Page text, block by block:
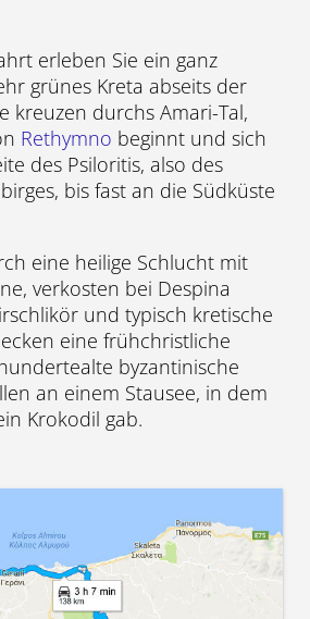
erleben Sie ein ganz
grünes Kreta abseits der
kreuzen durchs Amari-Tal,
Rethymno beginnt und sich
des Psiloritis, also des
bis fast an die Südküste
eine heilige Schlucht mit
verkosten bei Despina
und typisch kretische
eine frühchristliche
byzantinische
an einem Stausee, in dem
Krokodil gab.